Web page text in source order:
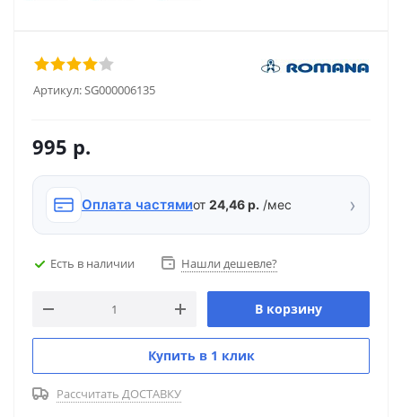
Артикул:SG000006135
995 р.
Оплата частямиот 24,46 р. /мес ›
Есть в наличии Нашли дешевле?
В корзину
Купить в 1 клик
Рассчитать ДОСТАВКУ